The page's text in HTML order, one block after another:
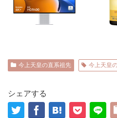
今上天皇の直系祖先 今上天皇
シェアする